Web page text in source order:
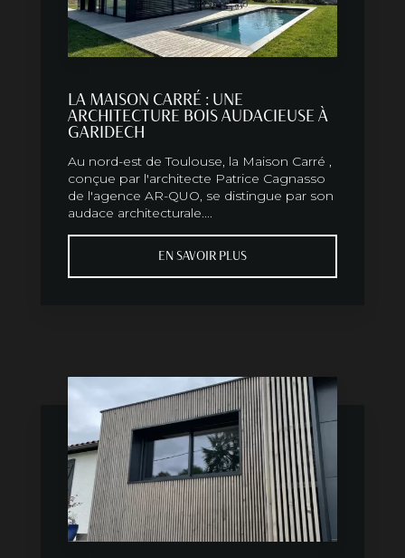
LA MAISON CARRÉ : UNE
ARCHITECTURE BOIS AUDACIEUSE À
GARIDECH
Au nord-est de Toulouse, la Maison Carré ,
conçue par l'architecte Patrice Cagnasso
de l'agence AR-QUO, se distingue par son
audace architecturale....
EN SAVOIR PLUS